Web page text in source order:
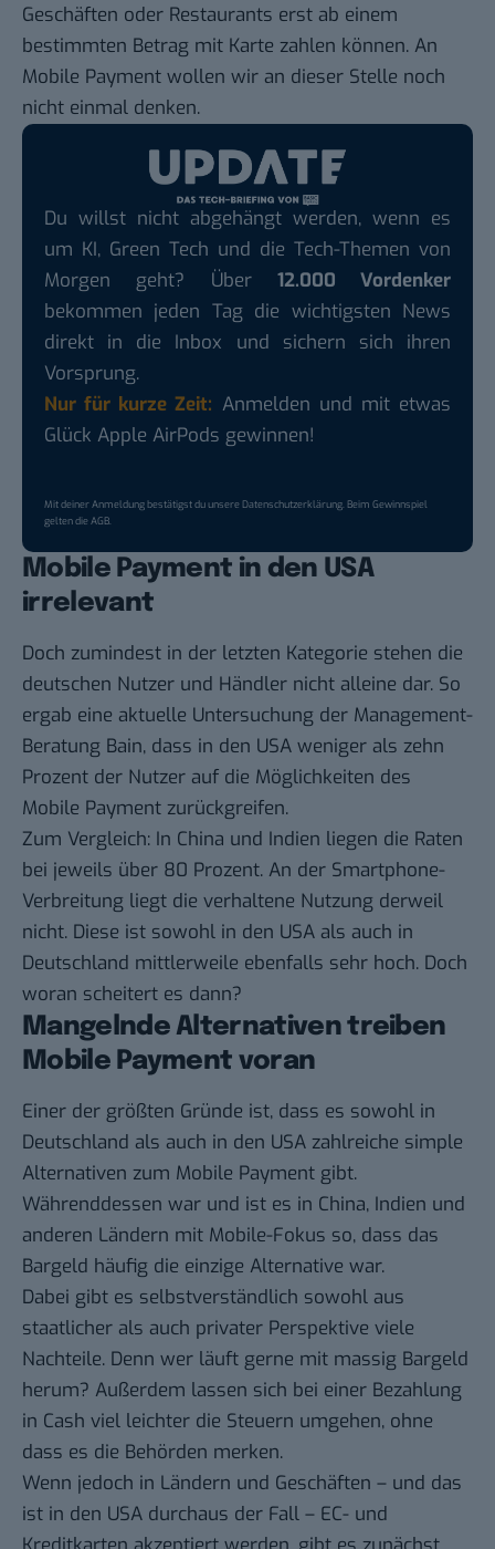
Geschäften oder Restaurants erst ab einem
bestimmten Betrag mit Karte zahlen können. An
Mobile Payment wollen wir an dieser Stelle noch
nicht einmal denken.
Du willst nicht abgehängt werden, wenn es
um KI, Green Tech und die Tech-Themen von
Morgen geht? Über 12.000 Vordenker
bekommen jeden Tag die wichtigsten News
direkt in die Inbox und sichern sich ihren
Vorsprung.
Nur für kurze Zeit: Anmelden und mit etwas
Glück Apple AirPods gewinnen!
Mit deiner Anmeldung bestätigst du unsereDatenschutzerklärung. Beim Gewinnspiel
gelten dieAGB.
Mobile Payment in den USA
irrelevant
Doch zumindest in der letzten Kategorie stehen die
deutschen Nutzer und Händler nicht alleine dar. So
ergab eine aktuelle Untersuchung der Management-
Beratung Bain, dass in den USA weniger als zehn
Prozent der Nutzer auf die Möglichkeiten des
Mobile Payment zurückgreifen.
Zum Vergleich: In China und Indien liegen die Raten
bei jeweils über 80 Prozent. An der Smartphone-
Verbreitung liegt die verhaltene Nutzung derweil
nicht. Diese ist sowohl in den USA als auch in
Deutschland mittlerweile ebenfalls sehr hoch. Doch
woran scheitert es dann?
Mangelnde Alternativen treiben
Mobile Payment voran
Einer der größten Gründe ist, dass es sowohl in
Deutschland als auch in den USA zahlreiche simple
Alternativen zum Mobile Payment gibt.
Währenddessen war und ist es in China, Indien und
anderen Ländern mit Mobile-Fokus so, dass das
Bargeld häufig die einzige Alternative war.
Dabei gibt es selbstverständlich sowohl aus
staatlicher als auch privater Perspektive viele
Nachteile. Denn wer läuft gerne mit massig Bargeld
herum? Außerdem lassen sich bei einer Bezahlung
in Cash viel leichter die Steuern umgehen, ohne
dass es die Behörden merken.
Wenn jedoch in Ländern und Geschäften – und das
ist in den USA durchaus der Fall – EC- und